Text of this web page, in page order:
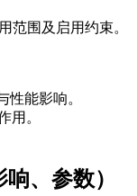
范围及启用约束。
性能影响。
用。
、参数）